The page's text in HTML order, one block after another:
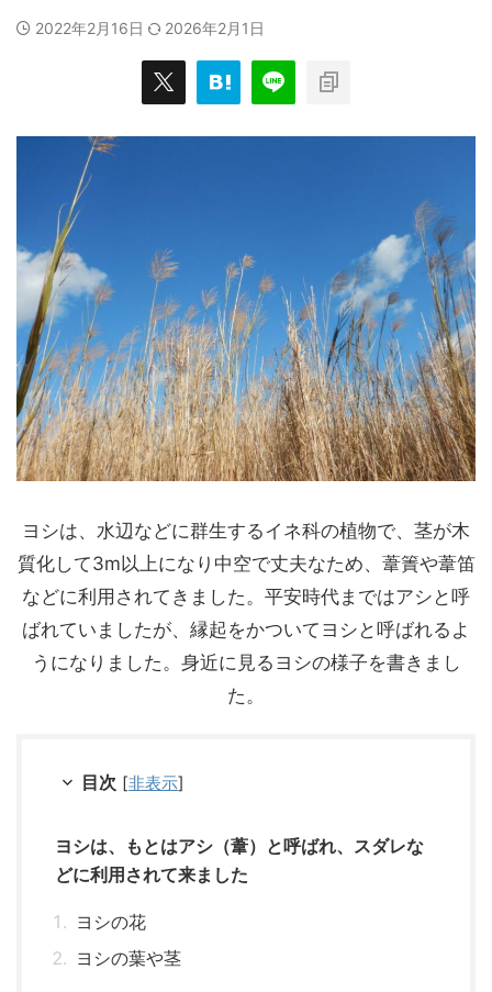
2022年2月16日 2026年2月1日
ヨシは、水辺などに群生するイネ科の植物で、茎が木
質化して3m以上になり中空で丈夫なため、葦簀や葦笛
などに利用されてきました。平安時代まではアシと呼
ばれていましたが、縁起をかついてヨシと呼ばれるよ
うになりました。身近に見るヨシの様子を書きまし
た。
目次 [非表示]
ヨシは、もとはアシ（葦）と呼ばれ、スダレな
どに利用されて来ました
ヨシの花
ヨシの葉や茎